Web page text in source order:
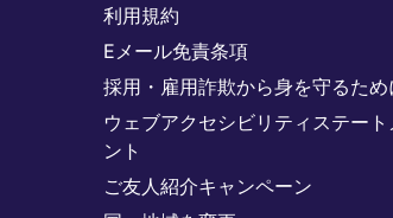
利用規約
Eメール免責条項
採用・雇用詐欺から身を守るため
ウェブアクセシビリティステート
ント
ご友人紹介キャンペーン